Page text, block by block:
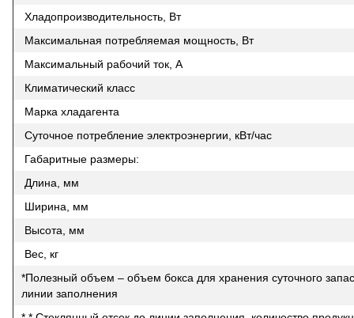
Хладопроизводительность, Вт
Максимальная потребляемая мощность, Вт
Максимальный рабочий ток, А
Климатический класс
Марка хладагента
Суточное потребление электроэнергии, кВт/час
Габаритные размеры:
Длина, мм
Ширина, мм
Высота, мм
Вес, кг
*Полезный объем – объем бокса для хранения суточного
линии заполнения